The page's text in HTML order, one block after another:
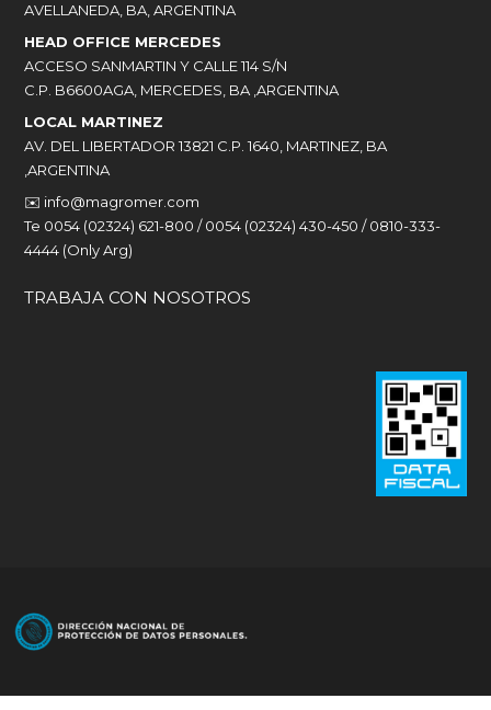
AVELLANEDA, BA, ARGENTINA
HEAD OFFICE MERCEDES
ACCESO SANMARTIN Y CALLE 114 S/N
C.P. B6600AGA, MERCEDES, BA ,ARGENTINA
LOCAL MARTINEZ
AV. DEL LIBERTADOR 13821 C.P. 1640, MARTINEZ, BA
,ARGENTINA
✉️ info@magromer.com
Te 0054 (02324) 621-800 / 0054 (02324) 430-450 / 0810-333-
4444 (Only Arg)
TRABAJA CON NOSOTROS